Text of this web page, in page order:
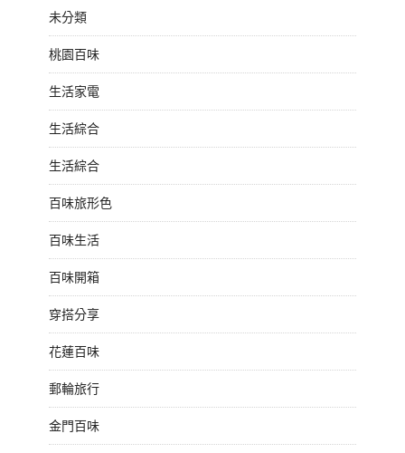
未分類
桃園百味
生活家電
生活綜合
生活綜合
百味旅形色
百味生活
百味開箱
穿搭分享
花蓮百味
郵輪旅行
金門百味